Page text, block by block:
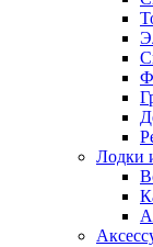
Лодки